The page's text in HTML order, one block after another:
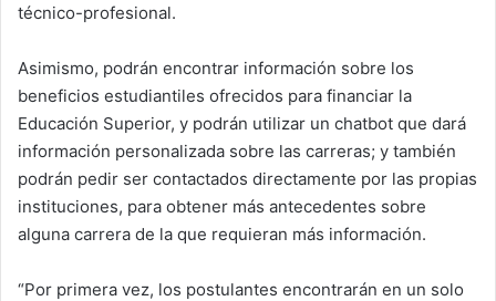
técnico-profesional.
Asimismo, podrán encontrar información sobre los
beneficios estudiantiles ofrecidos para financiar la
Educación Superior, y podrán utilizar un chatbot que dará
información personalizada sobre las carreras; y también
podrán pedir ser contactados directamente por las propias
instituciones, para obtener más antecedentes sobre
alguna carrera de la que requieran más información.
“Por primera vez, los postulantes encontrarán en un solo